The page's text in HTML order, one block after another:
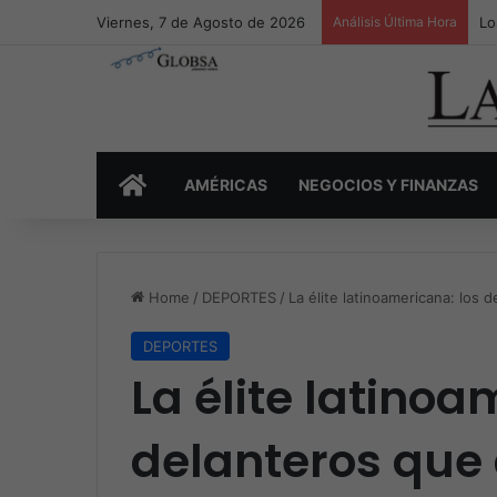
Viernes, 7 de Agosto de 2026 Análisis Última Hora
INICIOAMÉRICAS NEGOCIOS Y FINANZAS
Home / DEPORTES / La élite latinoamericana: los
DEPORTES
La élite
delanteros